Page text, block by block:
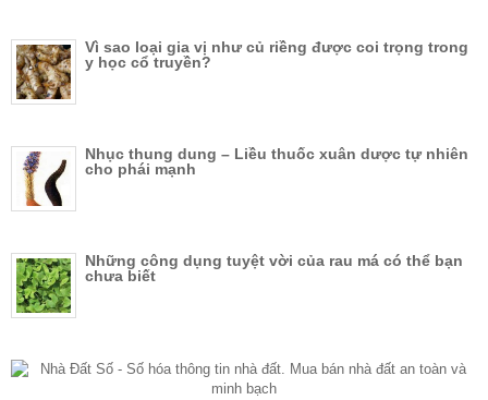
Vì sao loại gia vị như củ riềng được coi trọng trong
y học cổ truyền?
Nhục thung dung – Liều thuốc xuân dược tự nhiên
cho phái mạnh
Những công dụng tuyệt vời của rau má có thể bạn
chưa biết